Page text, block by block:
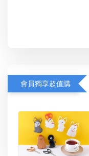
會員獨享超值購